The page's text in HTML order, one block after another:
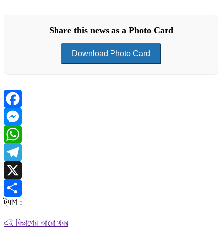
Share this news as a Photo Card
Download Photo Card
Facebook
Messenger
WhatsApp
Telegram
X
Share
ট্যাগ :
এই বিভাগের আরো খবর